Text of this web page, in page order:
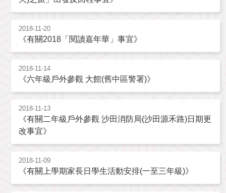
2018-11-20
《有關2018「閱讀嘉年華」事宜》
2018-11-14
《六年級戶外參觀 大館(舊中區警署)》
2018-11-13
《有關二年級戶外參觀 沙田消防局(沙田源禾路)日期更
改事宜》
2018-11-09
《有關上學期家長日學生活動安排(一至三年級)》